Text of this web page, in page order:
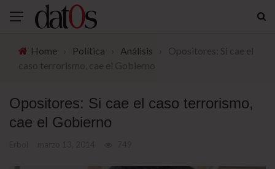
Home Política Análisis
Opositores: Si cae el caso terrorismo,
cae el Gobierno